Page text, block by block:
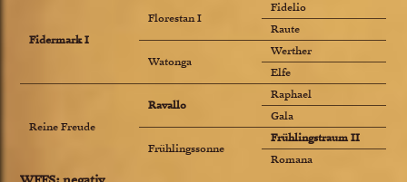
Fidermark I
Florestan I
Fidelio
Raute
Watonga
Werther
Elfe
Reine Freude
Ravallo
Raphael
Gala
Frühlingssonne
Frühlingstraum II
Romana